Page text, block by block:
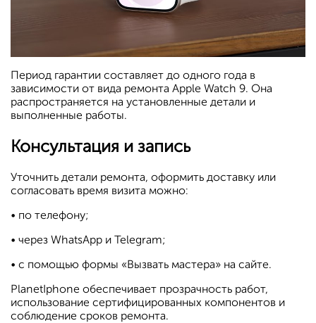
Период гарантии составляет до одного года в
зависимости от вида ремонта Apple Watch 9. Она
распространяется на установленные детали и
выполненные работы.
Консультация и запись
Уточнить детали ремонта, оформить доставку или
согласовать время визита можно:
• по телефону;
• через WhatsApp и Telegram;
• с помощью формы «Вызвать мастера» на сайте.
PlanetIphone обеспечивает прозрачность работ,
использование сертифицированных компонентов и
соблюдение сроков ремонта.